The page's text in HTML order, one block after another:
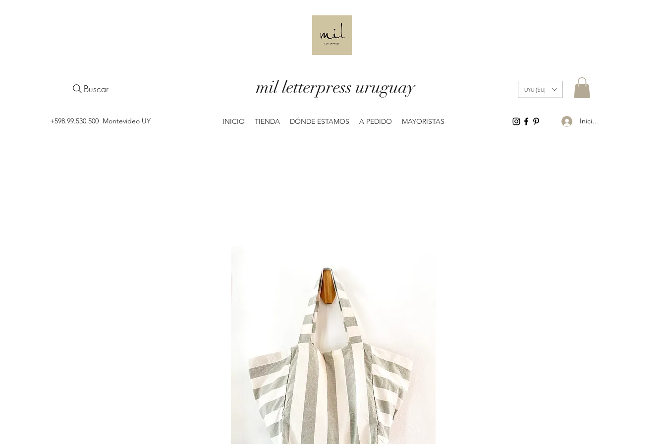
UYU ($U)
mil letterpress uruguay
Buscar
Iniciar sesión
INICIO TIENDA DÓNDE ESTAMOS A PEDIDO MAYORISTAS
‭+598.99.530.500 Montevideo UY